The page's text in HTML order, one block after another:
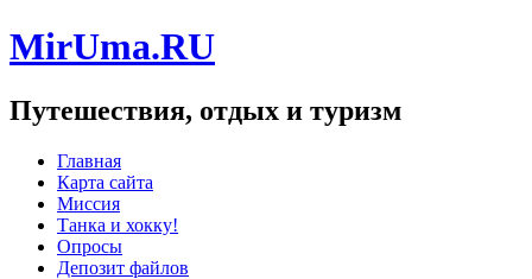
MirUma.RU
Путешествия, отдых и туризм
Главная
Карта сайта
Миссия
Танка и хокку!
Опросы
Депозит файлов